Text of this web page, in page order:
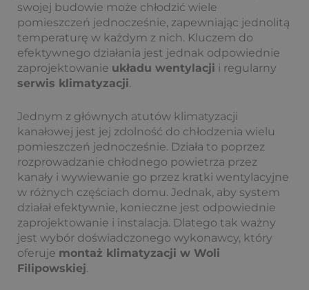
swojej budowie może chłodzić wiele
pomieszczeń jednocześnie, zapewniając jednolitą
temperaturę w każdym z nich. Kluczem do
efektywnego działania jest jednak odpowiednie
zaprojektowanie układu wentylacji i regularny
serwis klimatyzacji.
Jednym z głównych atutów klimatyzacji
kanałowej jest jej zdolność do chłodzenia wielu
pomieszczeń jednocześnie. Działa to poprzez
rozprowadzanie chłodnego powietrza przez
kanały i wywiewanie go przez kratki wentylacyjne
w różnych częściach domu. Jednak, aby system
działał efektywnie, konieczne jest odpowiednie
zaprojektowanie i instalacja. Dlatego tak ważny
jest wybór doświadczonego wykonawcy, który
oferuje montaż klimatyzacji w Woli
Filipowskiej.